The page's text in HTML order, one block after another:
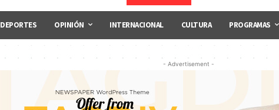
DEPORTES OPINIÓN INTERNACIONAL CULTURA PROGRAMAS
- Advertisement -